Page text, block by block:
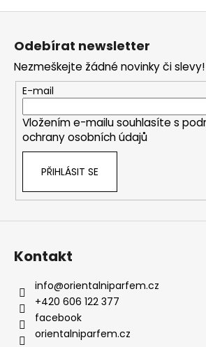
Z
Odebírat newsletter
Nezmeškejte žádné novinky či slevy!
E-mail
Vložením e-mailu souhlasíte s
ochrany osobních údajů
PŘIHLÁSIT SE
Kontakt
info@orientalniparfem.cz
+420 606 122 377
facebook
orientalniparfem.cz